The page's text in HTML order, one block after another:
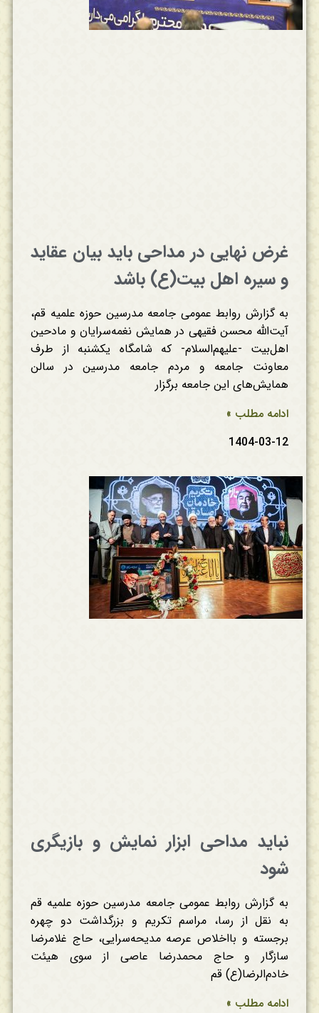
غرض نهایی در مداحی باید بیان عقاید
و سیره اهل بیت(ع) باشد
به گزارش روابط عمومی جامعه مدرسین حوزه علمیه قم،
آیت‌الله محسن فقیهی در همایش نغمه‌سرایان و مادحین
اهل‌بیت -علیهم‌السلام- که شامگاه یکشنبه از طرف
معاونت جامعه و مردم جامعه مدرسین در سالن
همایش‌های این جامعه برگزار
ادامه مطلب »
1404-03-12
نباید مداحی ابزار نمایش و بازیگری
شود
به گزارش روابط عمومی جامعه مدرسین حوزه علمیه قم
به نقل از رسا، مراسم تکریم و بزرگداشت دو چهره
برجسته و بااخلاص عرصه مدیحه‌سرایی، حاج غلامرضا
سازگار و حاج محمدرضا عاصی از سوی هیئت
خادم‌الرضا(ع) قم
ادامه مطلب »